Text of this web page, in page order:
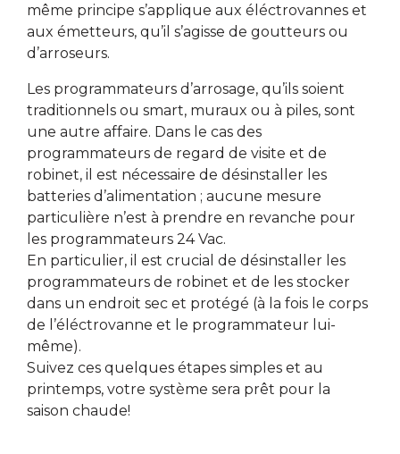
même principe s’applique aux éléctrovannes et
aux émetteurs, qu’il s’agisse de goutteurs ou
d’arroseurs.
Les programmateurs d’arrosage, qu’ils soient
traditionnels ou smart, muraux ou à piles, sont
une autre affaire. Dans le cas des
programmateurs de regard de visite et de
robinet, il est nécessaire de désinstaller les
batteries d’alimentation ; aucune mesure
particulière n’est à prendre en revanche pour
les programmateurs 24 Vac.
En particulier, il est crucial de désinstaller les
programmateurs de robinet et de les stocker
dans un endroit sec et protégé (à la fois le corps
de l’éléctrovanne et le programmateur lui-
même).
Suivez ces quelques étapes simples et au
printemps, votre système sera prêt pour la
saison chaude!